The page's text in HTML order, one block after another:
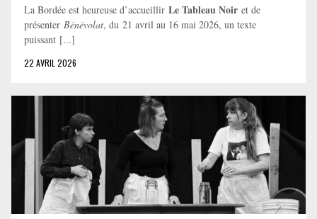
La Bordée est heureuse d’accueillir Le Tableau Noir et de
présenter Bénévolat, du 21 avril au 16 mai 2026, un texte
puissant [...]
22 AVRIL 2026